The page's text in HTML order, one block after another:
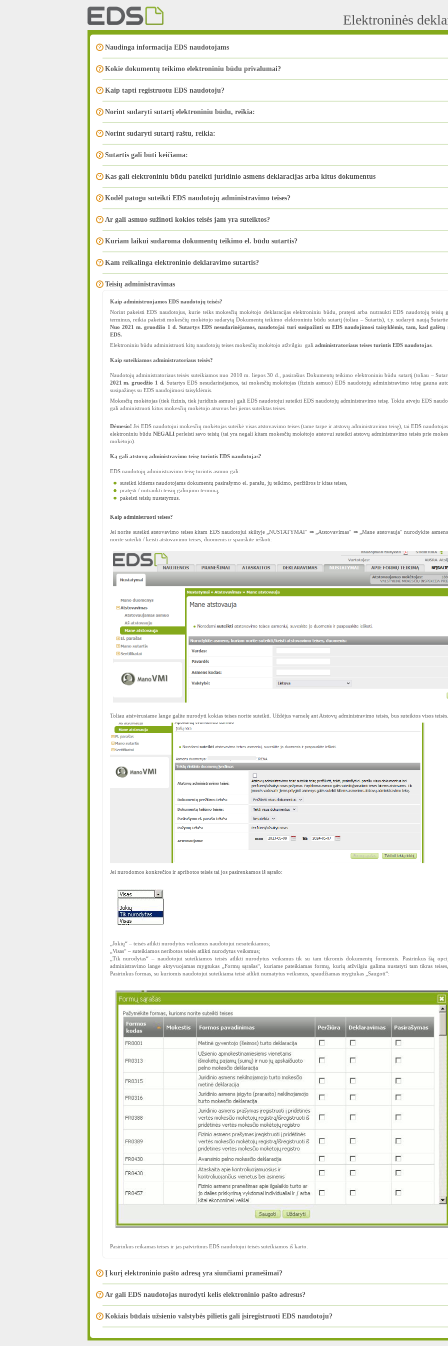
Elektroninės
Naudinga informacija EDS naudotojams
Kokie dokumentų teikimo elektroniniu būdu privalumai?
Kaip tapti registruotu EDS naudotoju?
Norint sudaryti sutartį elektroniniu būdu, reikia:
Norint sudaryti sutartį raštu, reikia:
Sutartis gali būti keičiama:
Kas gali elektroniniu būdu pateikti juridinio asmens deklaracijas arba kitus dokumentus
Kodėl patogu suteikti EDS naudotojų administravimo teises?
Ar gali asmuo sužinoti kokios teisės jam yra suteiktos?
Kuriam laikui sudaroma dokumentų teikimo el. būdu sutartis?
Kam reikalinga elektroninio deklaravimo sutartis?
Teisių administravimas
Kaip administruojamos EDS naudotojų teisės?
Norint pakeisti EDS naudotojus, kurie teiks mokesčių mokėtojo deklaracijas elektroniniu būdu, pratęsti arba nutraukti EDS naudotojų teisių
terminus, reikia pakeisti mokesčių mokėtojo sudarytą Dokumentų teikimo elektroniniu būdu sutartį (toliau – Sutartis), t.y. sudaryti naują
Nuo 2021 m. gruodžio 1 d. Sutartys EDS nesudarinėjamos, naudotojai turi susipažinti su EDS naudojimosi taisyklėmis, tam, kad galėtų
EDS.
Elektroniniu būdu administruoti kitų naudotojų teises mokesčių mokėtojo atžvilgiu gali administratoriaus teises turintis EDS naudotojas.
Kaip suteikiamos administratoriaus teisės?
Naudotojų administratoriaus teisės suteikiamos nuo 2010 m. liepos 30 d., pasirašius Dokumentų teikimo elektroniniu būdu sutartį (toliau –
2021 m. gruodžio 1 d. Sutartys EDS nesudarinėjamos, tai mokesčių mokėtojas (fizinis asmuo) EDS naudotojų administravimo teisę gauna
susipažinęs su EDS naudojimosi taisyklėmis.
Mokesčių mokėtojas (tiek fizinis, tiek juridinis asmuo) gali EDS naudotojui suteikti EDS naudotojų administravimo teisę. Tokiu atveju EDS
gali administruoti kitus mokesčių mokėtojo atsovus bei jiems suteiktas teises.
Dėmesio! Jei EDS naudotojui mokesčių mokėtojas suteikė visas atstovavimo teises (tame tarpe ir atstovų administravimo teisę), tai EDS naudotojas
elektroniniu būdu NEGALIperleisti savo teisių (tai yra negali kitam mokesčių mokėtojo atstovui suteikti atstovų administravimo teisės prie
mokėtojo).
Ką gali atstovų administravimo teisę turintis EDS naudotojas?
EDS naudotojų administravimo teisę turintis asmuo gali:
suteikti kitiems naudotojams dokumentų pasirašymo el. parašu, jų teikimo, peržiūros ir kitas teises,
pratęsti / nutraukti teisių galiojimo terminą,
pakeisti teisių nustatymus.
Kaip administruoti teises?
Jei norite suteikti atstovavimo teises kitam EDS naudotojui skiltyje „NUSTATYMAI“ ⇒ „Atstovavimas“ ⇒ „Mane atstovauja“ nurodykite
norite suteikti / keisti atstovavimo teises, duomenis ir spauskite ieškoti:
Toliau atsivėrusiame lange galite nurodyti kokias teises norite suteikti. Uždėjus varnelę ant Atstovų administravimo teisės, bus suteiktos visos teisės.
Jei nurodomos konkrečios ir apribotos teisės tai jos pasirenkamos iš sąrašo:
„Jokių“ – teisės atlikti nurodytus veiksmus naudotojui nesuteikiamos;
„Visas“ – suteikiamos neribotos teisės atlikti nurodytus veiksmus;
„Tik nurodytas“ – naudotojui suteikiamos teisės atlikti nurodytus veiksmus tik su tam tikromis dokumentų formomis. Pasirinkus šią
administravimo lange aktyvuojamas mygtukas „Formų sąrašas“, kuriame pateikiamas formų, kurių atžvilgiu galima nustatyti tam tikras teises,
Pasirinkus formas, su kuriomis naudotojui suteikiama teisė atlikti numatytus veiksmus, spaudžiamas mygtukas „Saugoti“:
Pasirinkus reikamas teises ir jas patvirtinus EDS naudotojui teisės suteikiamos iš karto.
Į kurį elektroninio pašto adresą yra siunčiami pranešimai?
Ar gali EDS naudotojas nurodyti kelis elektroninio pašto adresus?
Kokiais būdais užsienio valstybės pilietis gali įsiregistruoti EDS naudotoju?